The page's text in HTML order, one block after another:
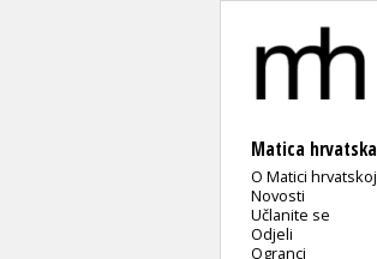
Matica hrvatska
O Matici hrvatskoj
Novosti
Učlanite se
Odjeli
Ogranci